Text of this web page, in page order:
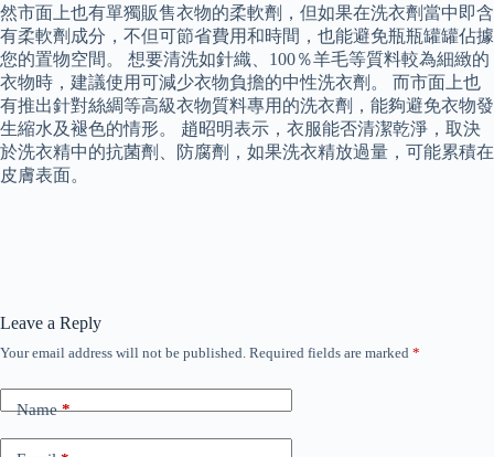
然市面上也有單獨販售衣物的柔軟劑，但如果在洗衣劑當中即含
有柔軟劑成分，不但可節省費用和時間，也能避免瓶瓶罐罐佔據
您的置物空間。 想要清洗如針織、100％羊毛等質料較為細緻的
衣物時，建議使用可減少衣物負擔的中性洗衣劑。 而市面上也
有推出針對絲綢等高級衣物質料專用的洗衣劑，能夠避免衣物發
生縮水及褪色的情形。 趙昭明表示，衣服能否清潔乾淨，取決
於洗衣精中的抗菌劑、防腐劑，如果洗衣精放過量，可能累積在
皮膚表面。
Leave a Reply
Your email address will not be published. Required fields are marked *
Name*